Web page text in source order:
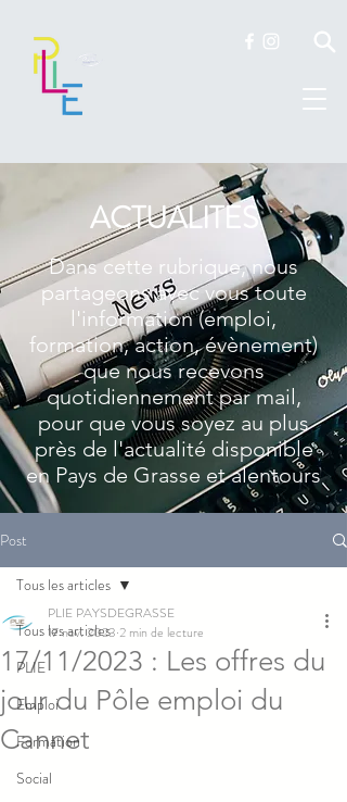
ACTUALITES
Dans cette rubrique, nous
partageons avec vous toute
l'information (emploi,
formation, action, évènement)
que nous recevons
quotidiennement par mail,
pour que vous soyez au plus
près de l'actualité disponible
en Pays de Grasse et alentours
Post
Tous les articles
PLIE
Emploi
Formation
Social
Tous les articles
17/11/2023 : Les offres du
jour du Pôle emploi du
Cannet
PLIE PAYSDEGRASSE
17 nov. 2023 2 min de lecture